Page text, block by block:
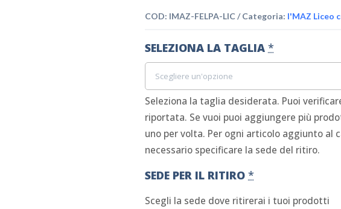
COD: IMAZ-FELPA-LIC Categoria: I'MAZ Liceo
SELEZIONA LA TAGLIA *
Seleziona la taglia desiderata. Puoi
riportata. Se vuoi puoi aggiungere più
uno per volta. Per ogni articolo aggiunto al
necessario specificare la sede del ritiro.
SEDE PER IL RITIRO *
Scegli la sede dove ritirerai i tuoi prodotti